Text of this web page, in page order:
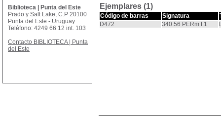
Ejemplares (1)
Código de barras Signatura
D472
340.56 PERm t.1
Biblioteca | Punta del Este
Prado y Salt Lake, C.P 20100
Punta del Este - Uruguay
Teléfono: 4249 66 12 int. 103
Contacto BIBLIOTECA | Punta
del Este